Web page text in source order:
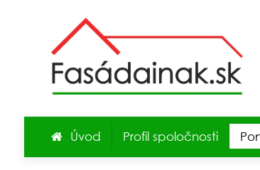
Úvod Profil spoločnosti